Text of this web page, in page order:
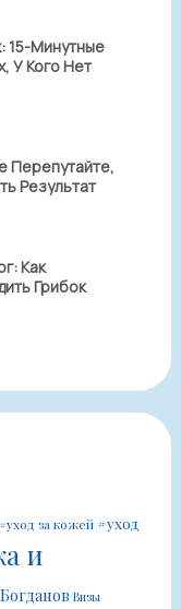
15-Минутные
У Кого Нет
Перепутайте,
Результат
Как
Грибок
#уход за кожей #уход
и
Визы